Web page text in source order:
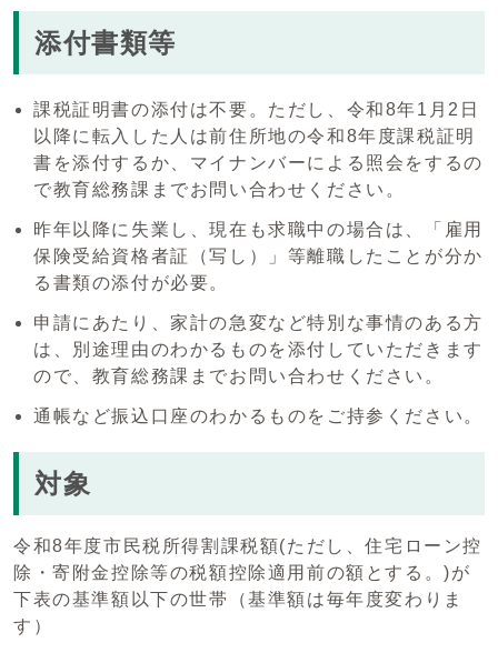
添付書類等
課税証明書の添付は不要。ただし、令和8年1月2日
以降に転入した人は前住所地の令和8年度課税証明
書を添付するか、マイナンバーによる照会をするの
で教育総務課までお問い合わせください。
昨年以降に失業し、現在も求職中の場合は、「雇用
保険受給資格者証（写し）」等離職したことが分か
る書類の添付が必要。
申請にあたり、家計の急変など特別な事情のある方
は、別途理由のわかるものを添付していただきます
ので、教育総務課までお問い合わせください。
通帳など振込口座のわかるものをご持参ください。
対象
令和8年度市民税所得割課税額(ただし、住宅ローン控
除・寄附金控除等の税額控除適用前の額とする。)が
下表の基準額以下の世帯（基準額は毎年度変わりま
す）